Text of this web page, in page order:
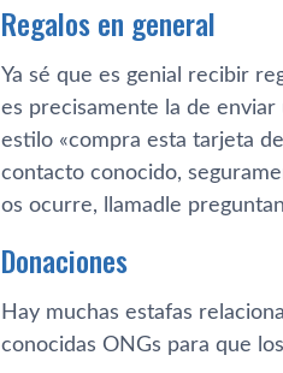
Regalos en general
Ya sé que es genial recibir
es precisamente la de
estilo «compra esta tarjeta
contacto conocido,
os ocurre, llamadle
Donaciones
Hay muchas estafas
conocidas ONGs para que